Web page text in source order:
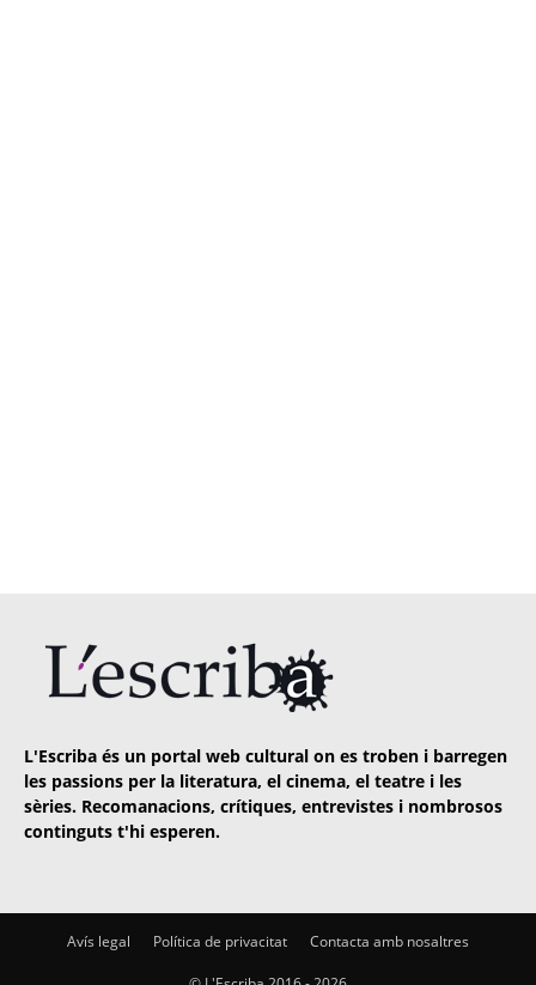
L'Escriba és un portal web cultural on es troben i barregen
les passions per la literatura, el cinema, el teatre i les
sèries. Recomanacions, crítiques, entrevistes i nombrosos
continguts t'hi esperen.
Avís legal Política de privacitat Contacta amb nosaltres